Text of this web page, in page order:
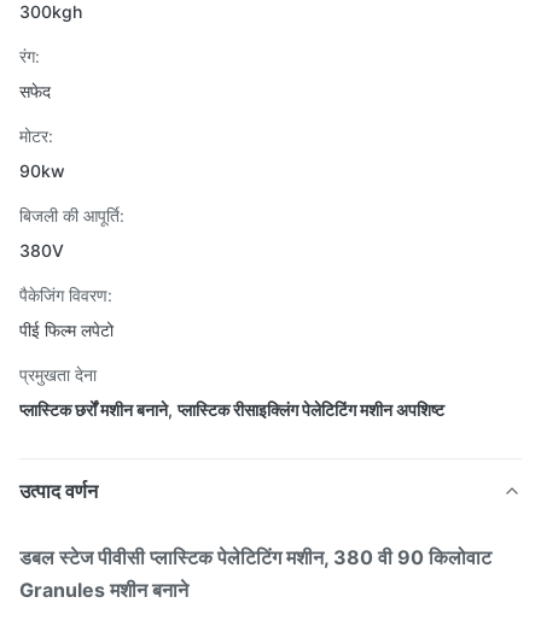
300kgh
रंग:
सफेद
मोटर:
90kw
बिजली की आपूर्ति:
380V
पैकेजिंग विवरण:
पीई फिल्म लपेटो
प्रमुखता देना
प्लास्टिक छर्रों मशीन बनाने,प्लास्टिक रीसाइक्लिंग पेलेटिटिंग मशीन अपशिष्ट
उत्पाद वर्णन
डबल स्टेज पीवीसी प्लास्टिक पेलेटिटिंग मशीन, 380 वी 90 किलोवाट
Granules मशीन बनाने